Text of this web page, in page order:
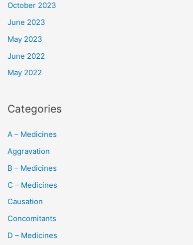
October 2023
June 2023
May 2023
June 2022
May 2022
Categories
A – Medicines
Aggravation
B – Medicines
C – Medicines
Causation
Concomitants
D – Medicines